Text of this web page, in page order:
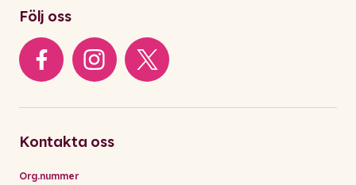
Följ oss
Kontakta oss
Org.nummer